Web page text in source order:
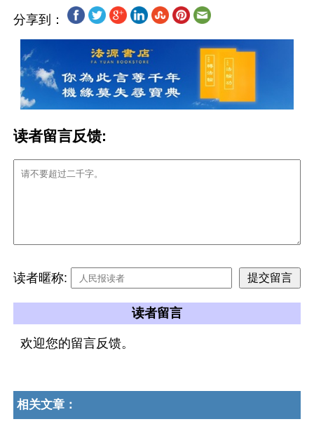
分享到：
读者留言反馈:
读者暱称:
读者留言
欢迎您的留言反馈。
相关文章：